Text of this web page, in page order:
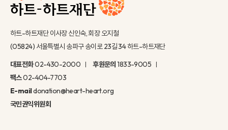
하트-하트재단 이사장 신인숙, 회장 오지철
(05824) 서울특별시 송파구 송이로 23길 34 하트-하트재단
대표전화02-430-2000 후원문의1833-9005
팩스02-404-7703
E-maildonation@heart-heart.org
국민권익위원회